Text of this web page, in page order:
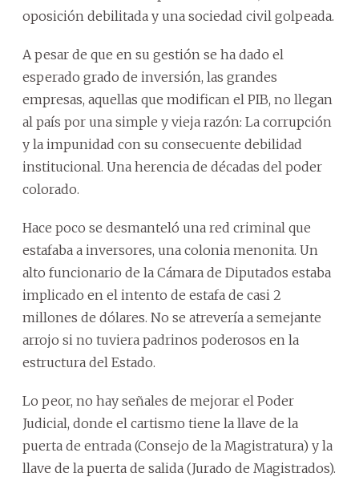
oposición debilitada y una sociedad civil golpeada.
A pesar de que en su gestión se ha dado el
esperado grado de inversión, las grandes
empresas, aquellas que modifican el PIB, no llegan
al país por una simple y vieja razón: La corrupción
y la impunidad con su consecuente debilidad
institucional. Una herencia de décadas del poder
colorado.
Hace poco se desmanteló una red criminal que
estafaba a inversores, una colonia menonita. Un
alto funcionario de la Cámara de Diputados estaba
implicado en el intento de estafa de casi 2
millones de dólares. No se atrevería a semejante
arrojo si no tuviera padrinos poderosos en la
estructura del Estado.
Lo peor, no hay señales de mejorar el Poder
Judicial, donde el cartismo tiene la llave de la
puerta de entrada (Consejo de la Magistratura) y la
llave de la puerta de salida (Jurado de Magistrados).